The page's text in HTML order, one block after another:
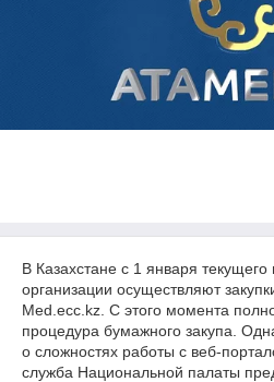
В Казахстане с 1 января
организации осуществляют
Med.ecc.kz. С этого момента
процедура бумажного закупа.
о сложностях работы с веб-
служба Национальной палаты